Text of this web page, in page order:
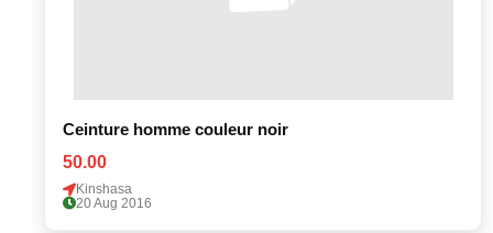
Ceinture homme couleur noir
50.00
Kinshasa
20 Aug 2016